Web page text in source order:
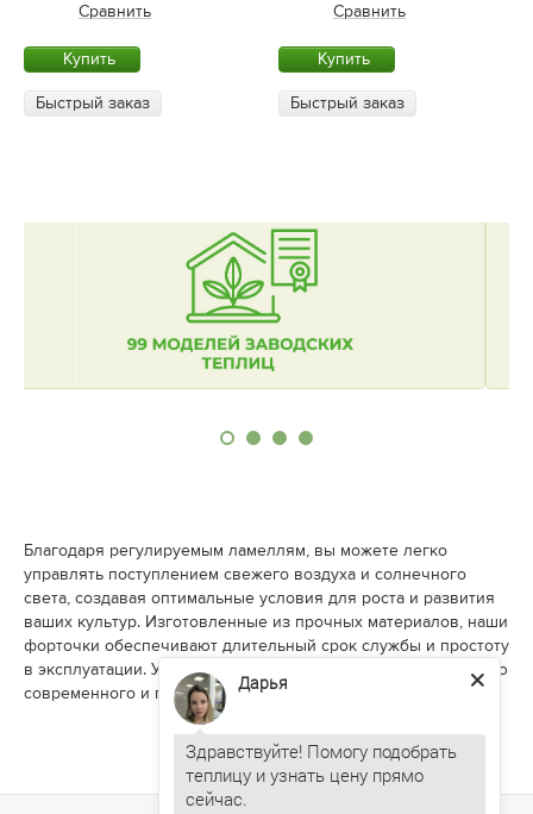
Сравнить
Купить
Быстрый заказ
Сравнить
Купить
Быстрый заказ
Благодаря регулируемым ламеллям, вы можете легко
управлять поступлением свежего воздуха и солнечного
света, создавая оптимальные условия для роста и развития
ваших культур. Изготовленные из прочных материалов, наши
форточки обеспечивают длительный срок службы и простоту
в эксплуатации. Улучшите климат внутри теплицы с помощью
современного и практичного оборудования!
Дарья
Здравствуйте! Помогу подобрать
теплицу и узнать цену прямо